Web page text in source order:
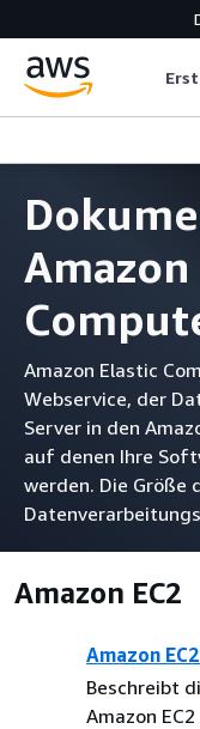
Amazon
Amazon Elastic
Webservice, der
Server in den
auf denen Ihre
werden. Die Größe
Amazon EC2
Amazon
Beschreibt
Amazon